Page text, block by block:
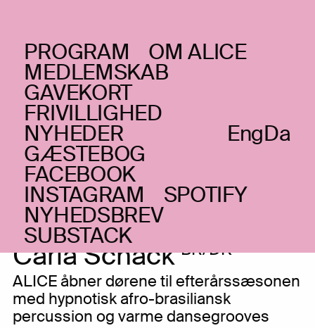
PROGRAM OM ALICE
MEDLEMSKAB
GAVEKORT
FRIVILLIGHED
NYHEDER Da
Eng
GÆSTEBOG
FACEBOOK
INSTAGRAM SPOTIFY
NYHEDSBREV
SUBSTACK
ALICE
KALENDER
AUGUST
FREDAG _28.08.26
Opening Concert: Roda
de SantoBR/PT
Carla SchackBR/DK
ALICE åbner dørene til efterårssæsonen
med hypnotisk afro-brasiliansk
percussion og varme dansegrooves